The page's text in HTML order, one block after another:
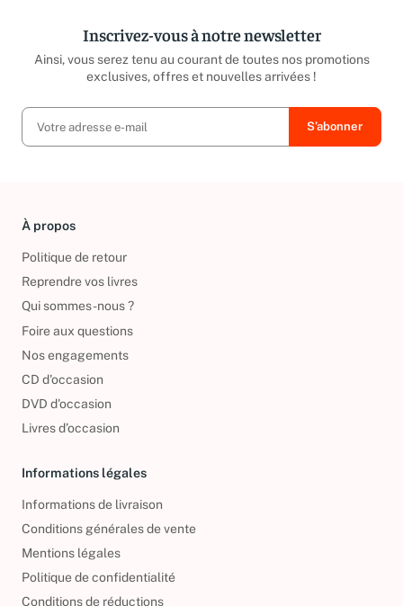
Inscrivez-vous à notre newsletter
Ainsi, vous serez tenu au courant de toutes nos promotions
exclusives, offres et nouvelles arrivées !
À propos
Politique de retour
Reprendre vos livres
Qui sommes-nous ?
Foire aux questions
Nos engagements
CD d'occasion
DVD d'occasion
Livres d’occasion
Informations légales
Informations de livraison
Conditions générales de vente
Mentions légales
Politique de confidentialité
Conditions de réductions